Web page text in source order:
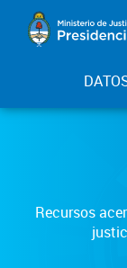
Recursos